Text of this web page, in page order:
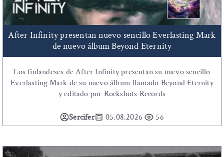
After Infinity presentan nuevo sencillo Everlasting Mark
de nuevo álbum Beyond Eternity
Los finlandeses de After Infinity presentan su nuevo sencillo
Everlasting Mark de su nuevo álbum llamado Beyond Eternity
y editado por Rockshots Records
Sercifer 05.08.2026 56